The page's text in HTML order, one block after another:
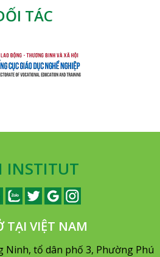
TÁC
INSTITUT
TẠI VIỆT NAM
Ninh, tổ dân phố 3, Phường Phú